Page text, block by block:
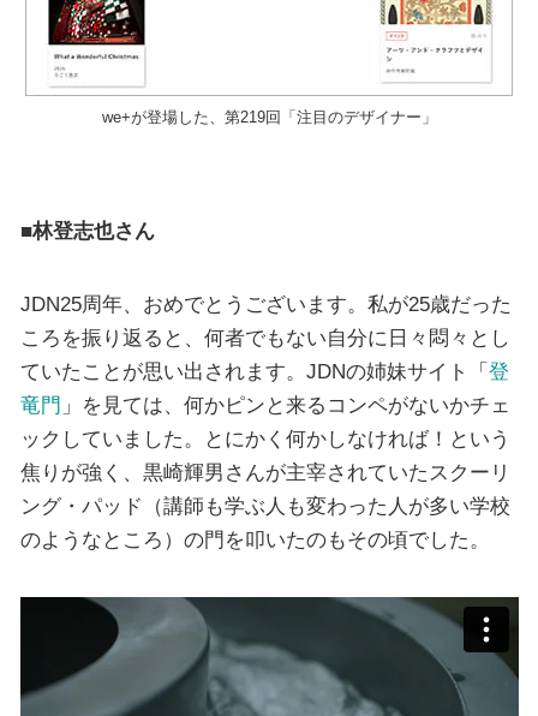
we+が登場した、第219回「注目のデザイナー」
■林登志也さん
JDN25周年、おめでとうございます。私が25歳だった
ころを振り返ると、何者でもない自分に日々悶々とし
ていたことが思い出されます。JDNの姉妹サイト「 登
竜門 」を見ては、何かピンと来るコンペがないかチェ
ックしていました。とにかく何かしなければ！という
焦りが強く、黒崎輝男さんが主宰されていたスクーリ
ング・パッド（講師も学ぶ人も変わった人が多い学校
のようなところ）の門を叩いたのもその頃でした。